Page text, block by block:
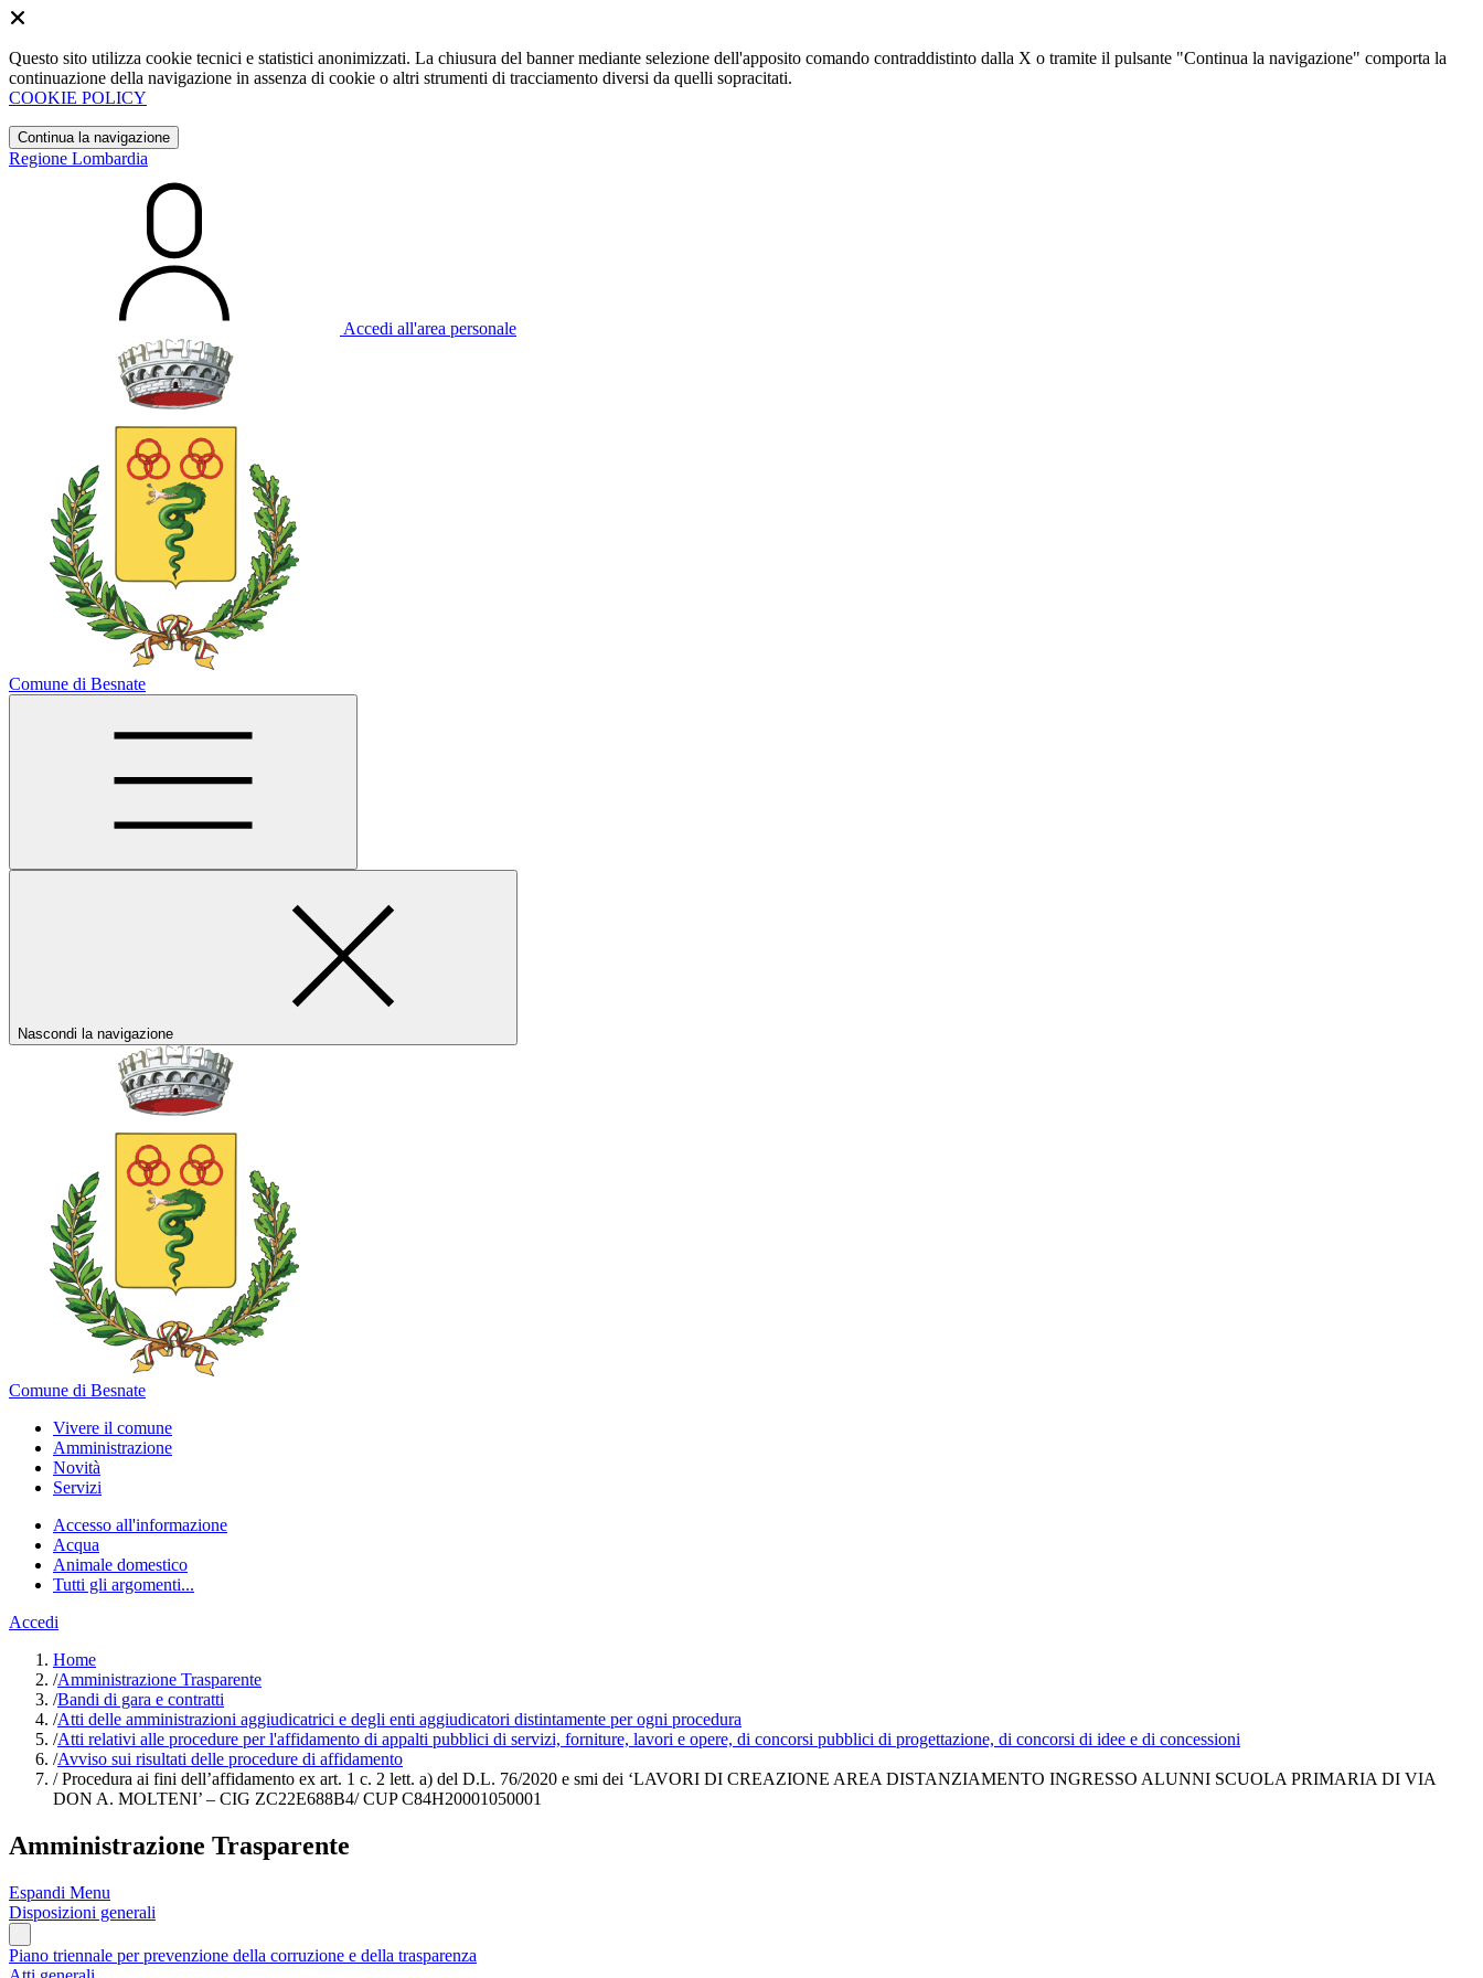
Questo sito utilizza cookie tecnici e statistici anonimizzati. La chiusura del banner mediante selezione dell'apposito comando contraddistinto dalla X o tramite il pulsante "Continua la navigazione" comporta la
continuazione della navigazione in assenza di cookie o altri strumenti di tracciamento diversi da quelli sopracitati.
COOKIE POLICY
Continua la navigazione
Regione Lombardia
Accedi all'area personale
Comune di Besnate
Nascondi la navigazione
Comune di Besnate
Vivere il comune
Amministrazione
Novità
Servizi
Accesso all'informazione
Acqua
Animale domestico
Tutti gli argomenti...
Accedi
Home
/Amministrazione Trasparente
/Bandi di gara e contratti
/Atti delle amministrazioni aggiudicatrici e degli enti aggiudicatori distintamente per ogni procedura
/Atti relativi alle procedure per l'affidamento di appalti pubblici di servizi, forniture, lavori e opere, di concorsi pubblici di progettazione, di concorsi di idee e di concessioni
/Avviso sui risultati delle procedure di affidamento
/Procedura ai fini dell’affidamento ex art. 1 c. 2 lett. a) del D.L. 76/2020 e smi dei ‘LAVORI DI CREAZIONE AREA DISTANZIAMENTO INGRESSO ALUNNI SCUOLA PRIMARIA DI VIA
DON A. MOLTENI’ – CIG ZC22E688B4/ CUP C84H20001050001
Amministrazione Trasparente
Espandi Menu
Disposizioni generali
Piano triennale per prevenzione della corruzione e della trasparenza